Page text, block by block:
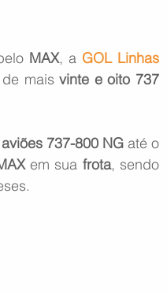
MAX, a GOL Linhas
de mais vinte e oito 737
737-800 NG até o
em sua frota, sendo